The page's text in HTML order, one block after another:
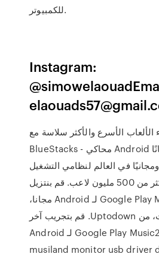
للكمبيوتر.
Instagram:
الأسرع والأكثر سلاسة مع
BlueStacks - محاكي Android الأكثر شهرة وأمانًا
ومجانيًا في العالم لنظامي التشغيل Windows و Mac.
موثوق به من قبل أكثر من 500 مليون لاعب. ‫قم بنتزيل
Google Play Music8.28.8916-1.V لـ Android مجانا،
و بدون فيروسات، من Uptodown. قم بتجريب آخر
إصدار من Google Play Music2020 لـ Android
musiland monitor usb driver